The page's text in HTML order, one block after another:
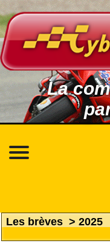
La
Les brèves > 2025